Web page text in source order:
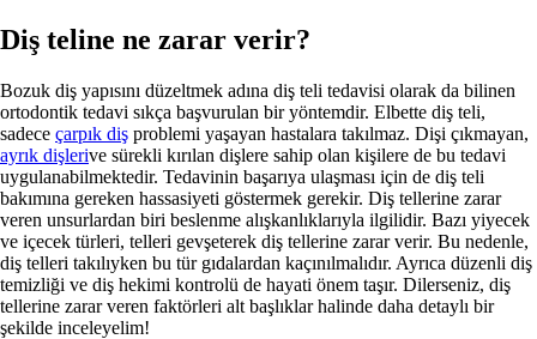
Diş teline ne zarar verir?
Bozuk diş yapısını düzeltmek adına diş teli tedavisi olarak da bilinen
ortodontik tedavi sıkça başvurulan bir yöntemdir. Elbette diş teli,
sadece çarpık diş problemi yaşayan hastalara takılmaz. Dişi çıkmayan,
ayrık dişlerive sürekli kırılan dişlere sahip olan kişilere de bu tedavi
uygulanabilmektedir. Tedavinin başarıya ulaşması için de diş teli
bakımına gereken hassasiyeti göstermek gerekir. Diş tellerine zarar
veren unsurlardan biri beslenme alışkanlıklarıyla ilgilidir. Bazı yiyecek
ve içecek türleri, telleri gevşeterek diş tellerine zarar verir. Bu nedenle,
diş telleri takılıyken bu tür gıdalardan kaçınılmalıdır. Ayrıca düzenli diş
temizliği ve diş hekimi kontrolü de hayati önem taşır. Dilerseniz, diş
tellerine zarar veren faktörleri alt başlıklar halinde daha detaylı bir
şekilde inceleyelim!